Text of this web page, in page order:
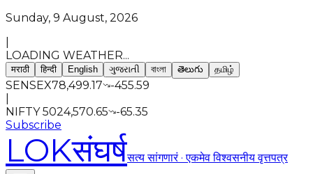
Sunday, 9 August, 2026
LOADING WEATHER...
मराठी हिन्दी English ગુજરાતી বাংলা తెలుగు தமிழ்
SENSEX78,499.17
-455.59
NIFTY 5024,570.65
-65.35
Subscribe
LOKसंघर्षसत्य सांगणारं · एकमेव विश्वसनीय वृत्तपत्र